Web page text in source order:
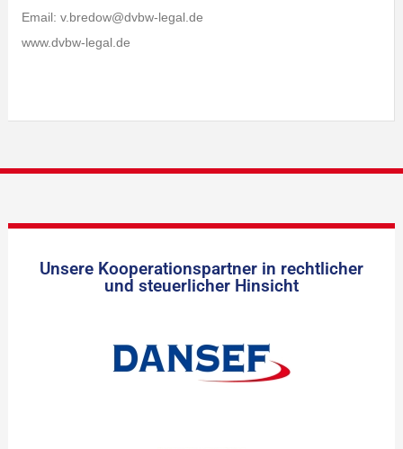
Email: v.bredow@dvbw-legal.de
www.dvbw-legal.de
Unsere Kooperationspartner in rechtlicher
und steuerlicher Hinsicht